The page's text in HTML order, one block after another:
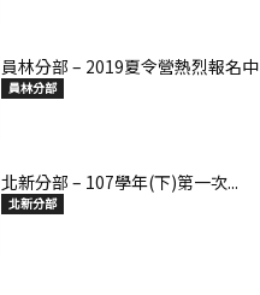
員林分部 – 2019夏令營熱烈報名中
員林分部
北新分部 – 107學年(下)第一次...
北新分部